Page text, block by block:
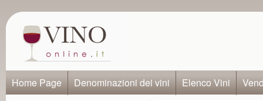
Home Page Denominazioni dei vini Elenco Vini